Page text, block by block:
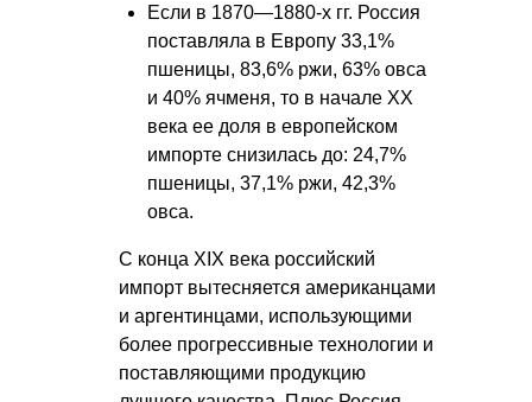
Если в 1870—1880-х гг. Россия
поставляла в Европу 33,1%
пшеницы, 83,6% ржи, 63% овса
и 40% ячменя, то в начале ХХ
века ее доля в европейском
импорте снизилась до: 24,7%
пшеницы, 37,1% ржи, 42,3%
овса.
С конца XIX века российский
импорт вытесняется американцами
и аргентинцами, использующими
более прогрессивные технологии и
поставляющими продукцию